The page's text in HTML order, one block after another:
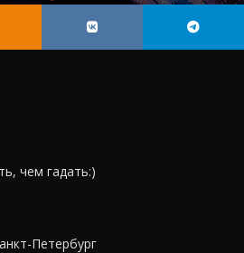
чем гадать:)
Петербург